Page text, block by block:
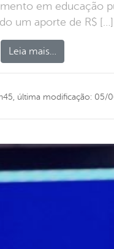
em educação
um aporte de R$ […]
Leia mais…
última modificação: 05/